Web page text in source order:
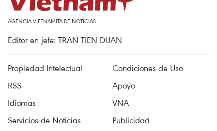
AGENCIA VIETNAMITA DE NOTICIAS
Editor en jefe: TRAN TIEN DUAN
Propiedad Intelectual
Condiciones de Uso
RSS
Apoyo
Idiomas
VNA
Servicios de Noticias
Publicidad